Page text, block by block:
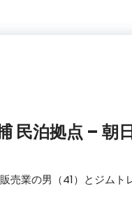
民泊拠点 – 朝
売業の男（41）とジムト